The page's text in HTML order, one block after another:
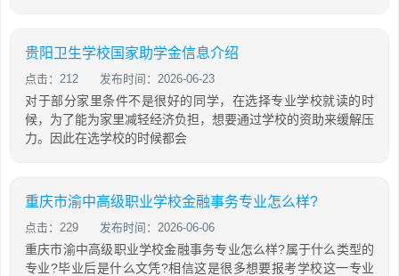
贵阳卫生学校国家助学金信息介绍
点击：212 发布时间：2026-06-23
对于部分家里条件不是很好的同学，在选择专业学校就读的时
候，为了能为家里减轻经济负担，想要通过学校的资助来缓解压
力。因此在选学校的时候都会
重庆市渝中高级职业学校金融事务专业怎么样?
点击：229 发布时间：2026-06-06
重庆市渝中高级职业学校金融事务专业怎么样?属于什么类型的
专业?毕业后是什么文凭?相信这是很多想要报考学校这一专业